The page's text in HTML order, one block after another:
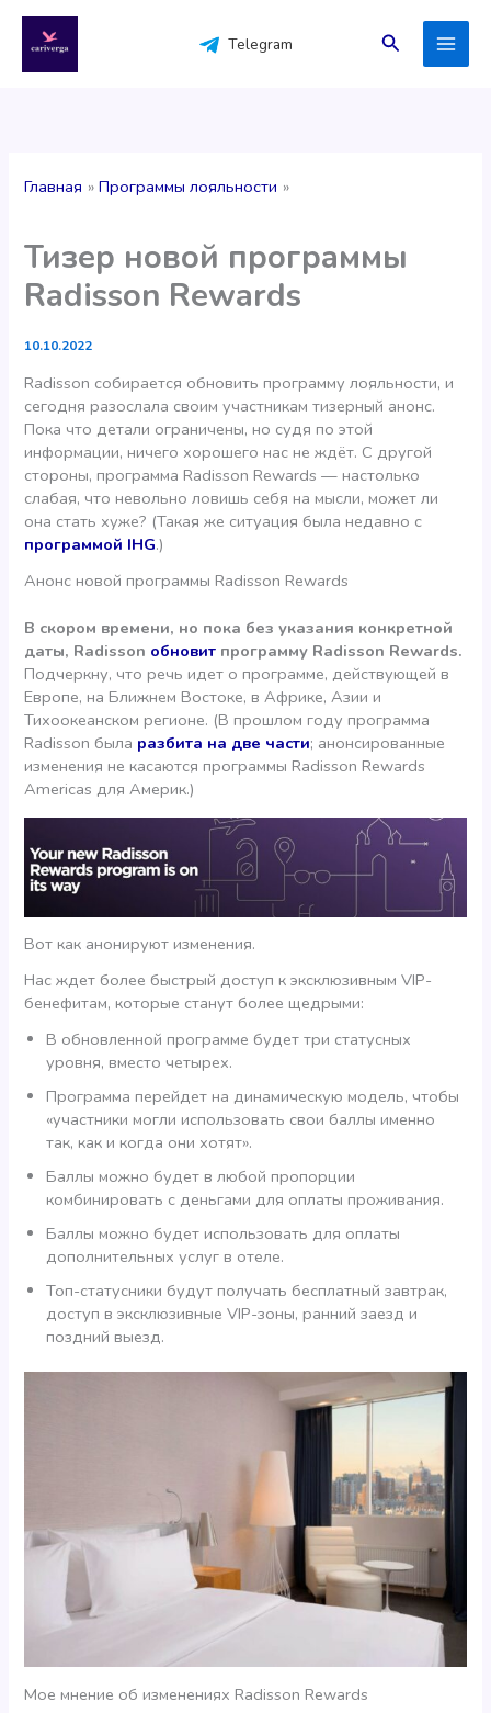
содержимому
Telegram Поиск
Главная Программы лояльности
Тизер новой программы
Radisson Rewards
10.10.2022
Radisson собирается обновить программу лояльности, и
сегодня разослала своим участникам тизерный анонс.
Пока что детали ограничены, но судя по этой
информации, ничего хорошего нас не ждёт. С другой
стороны, программа Radisson Rewards — настолько
слабая, что невольно ловишь себя на мысли, может ли
она стать хуже? (Такая же ситуация была недавно с
программой IHG.)
Анонс новой программы Radisson Rewards
В скором времени, но пока без указания конкретной
даты, Radisson обновит программу Radisson Rewards.
Подчеркну, что речь идет о программе, действующей в
Европе, на Ближнем Востоке, в Африке, Азии и
Тихоокеанском регионе. (В прошлом году программа
Radisson была разбита на две части; анонсированные
изменения не касаются программы Radisson Rewards
Americas для Америк.)
Вот как анонируют изменения.
Нас ждет более быстрый доступ к эксклюзивным VIP-
бенефитам, которые станут более щедрыми:
В обновленной программе будет три статусных
уровня, вместо четырех.
Программа перейдет на динамическую модель, чтобы
«участники могли использовать свои баллы именно
так, как и когда они хотят».
Баллы можно будет в любой пропорции
комбинировать с деньгами для оплаты проживания.
Баллы можно будет использовать для оплаты
дополнительных услуг в отеле.
Топ-статусники будут получать бесплатный завтрак,
доступ в эксклюзивные VIP-зоны, ранний заезд и
поздний выезд.
Мое мнение об изменениях Radisson Rewards